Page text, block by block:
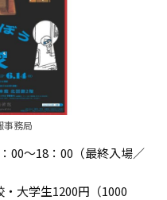
事務局
00～18：00（最終入場／
大学生1200円（1000